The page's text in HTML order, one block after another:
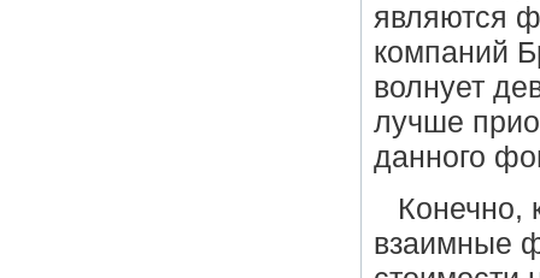
являются
компаний
волнует
лучше
данного
Конечно,
взаимные